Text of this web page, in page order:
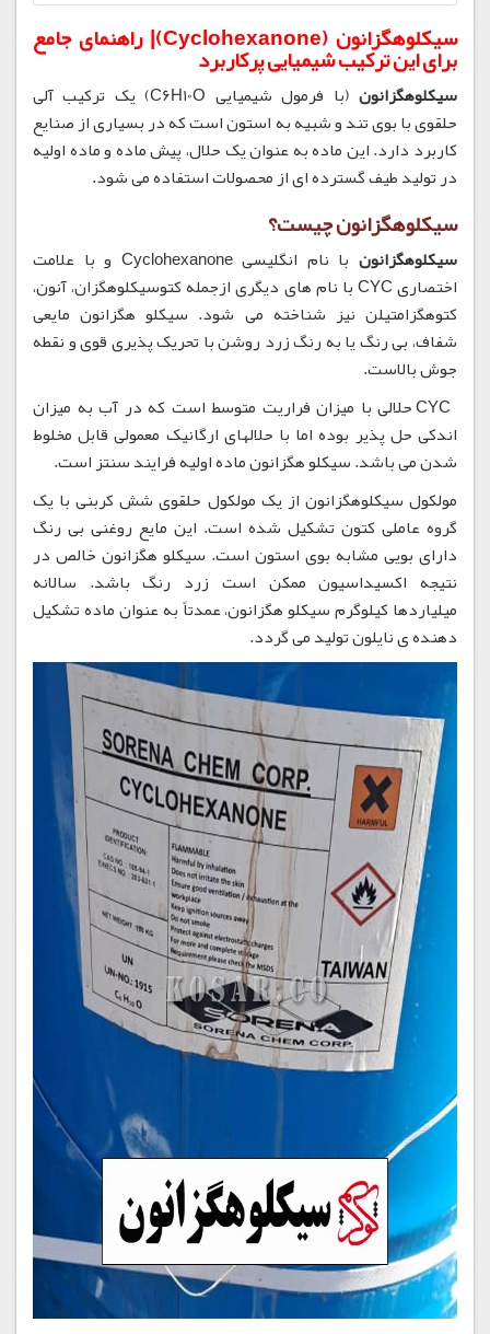
سیکلوهگزانون (Cyclohexanone)| راهنمای جامع
برای این ترکیب شیمیایی پرکاربرد
سیکلوهگزانون
(با فرمول شیمیایی C6H10O) یک ترکیب آلی
حلقوی با بوی تند و شبیه به استون است که در بسیاری از صنایع
کاربرد دارد. این ماده به عنوان یک حلال، پیش ماده و ماده اولیه
در تولید طیف گسترده ای از محصولات استفاده می شود.
سیکلوهگزانون چیست؟
سیکلوهگزانون
با نام انگلیسی Cyclohexanone و با علامت
اختصاری CYC با نام های دیگری ازجمله کتوسیکلوهگزان، آنون،
کتوهگزامتیلن نیز شناخته می شود. سیکلو هگزانون مایعی
شفاف، بی رنگ یا به رنگ زرد روشن با تحریک پذیری قوی و نقطه
جوش بالاست.
CYC حلالی با میزان فراریت متوسط است که در آب به میزان
اندکی حل پذیر بوده اما با حلالهای ارگانیک معمولی قابل مخلوط
شدن می باشد. سیکلو هگزانون ماده اولیه فرایند سنتز است.
مولکول سیکلوهگزانون از یک مولکول حلقوی شش کربنی با یک
گروه عاملی کتون تشکیل شده است. این مایع روغنی بی رنگ
دارای بویی مشابه بوی استون است. سیکلو هگزانون خالص در
نتیجه اکسیداسیون ممکن است زرد رنگ باشد. سالانه
میلیاردها کیلوگرم سیکلو هگزانون، عمدتاً به عنوان ماده تشکیل
دهنده ی نایلون تولید می گردد.